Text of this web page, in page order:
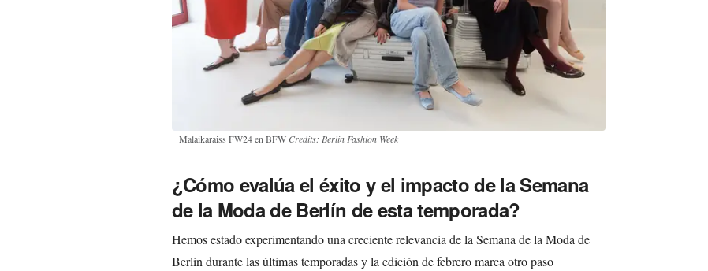
Malaikaraiss FW24 en BFW Credits: Berlin Fashion Week
¿Cómo evalúa el éxito y el impacto de la Semana
de la Moda de Berlín de esta temporada?
Hemos estado experimentando una creciente relevancia de la Semana de la Moda de
Berlín durante las últimas temporadas y la edición de febrero marca otro paso